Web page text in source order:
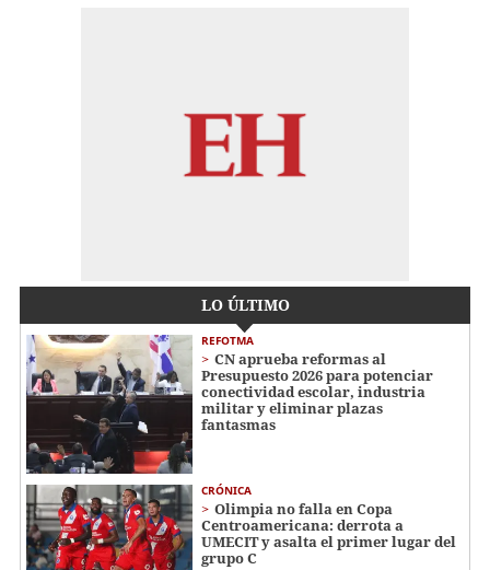
LO ÚLTIMO
REFOTMA
CN aprueba reformas al
Presupuesto 2026 para potenciar
conectividad escolar, industria
militar y eliminar plazas
fantasmas
CRÓNICA
Olimpia no falla en Copa
Centroamericana: derrota a
UMECIT y asalta el primer lugar del
grupo C